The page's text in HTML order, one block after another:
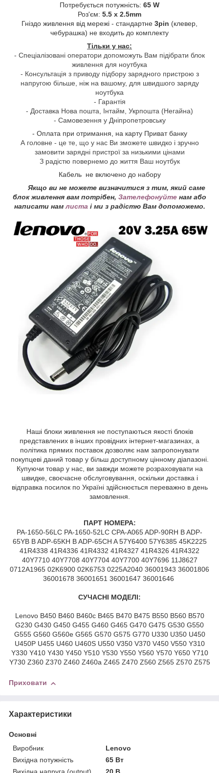
Потребується потужність: 65 W
Роз'єм: 5.5 x 2.5mm
Гніздо живлення від мережі - стандартне 3pin (клевер,
чебурашка) не входить до комплекту
Тільки у нас:
- Спеціалізовані оператори допоможуть Вам підібрати блок
живлення для ноутбука
- Консультація з приводу підбору зарядного пристрою з
напругою більше, ніж на вашому, для швидшого заряду
ноутбука
- Гарантія
- Доставка Нова пошта, Інтайм, Укрпошта (Негайна)
- Самовезення у Дніпропетровську
- Оплата при отримання, на карту Приват банку
А головне - це те, що у нас Ви зможете швидко і зручно
замовити зарядні пристрої за низькими цінами
З радістю повернемо до життя Ваш ноутбук
Кабель не включено до набору
Якщо ви не можете визначитися з тим, який саме
блок живлення вам потрібен, Зателефонуйте нам або
написати нам листа і ми з радістю Вам допоможемо.
Наші блоки живлення не поступаються якості блоків
представлених в інших провідних інтернет-магазинах, а
політика прямих поставок дозволяє нам запропонувати
покупцеві даний товар у більш доступному цінному діапазоні.
Купуючи товар у нас, ви завжди можете розраховувати на
швидке, своєчасне обслуговування, оскільки доставка і
відправка посилок по Україні здійснюється переважно в день
замовлення.
ПАРТ НОМЕРА:
PA-1650-56LC PA-1650-52LC CPA-A065 ADP-90RH B ADP-
65YB B ADP-65KH B ADP-65CH A 57Y6400 57Y6385 45K2225
41R4338 41R4336 41R4332 41R4327 41R4326 41R4322
40Y7710 40Y7708 40Y7704 40Y7700 40Y7696 11J8627
0712A1965 02K6900 02K6753 0225A2040 36001943 36001806
36001678 36001651 36001647 36001646
СУЧАСНІ МОДЕЛІ:
Lenovo B450 B460 B460c B465 B470 B475 B550 B560 B570
G230 G430 G450 G455 G460 G465 G470 G475 G530 G550
G555 G560 G560e G565 G570 G575 G770 U330 U350 U450
U450P U455 U460 U460S U550 V350 V370 V450 V550 Y310
Y330 Y410 Y430 Y450 Y510 Y530 Y550 Y560 Y570 Y650 Y710
Y730 Z360 Z370 Z460 Z460a Z465 Z470 Z560 Z565 Z570 Z575
Приховати
Характеристики
Основні
Виробник
Lenovo
Вихідна потужність
65 Вт